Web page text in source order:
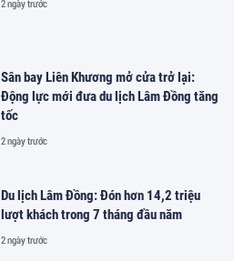
2 ngày trước
Sân bay Liên Khương mở cửa trở lại:
Động lực mới đưa du lịch Lâm Đồng tăng
tốc
2 ngày trước
Du lịch Lâm Đồng: Đón hơn 14,2 triệu
lượt khách trong 7 tháng đầu năm
2 ngày trước